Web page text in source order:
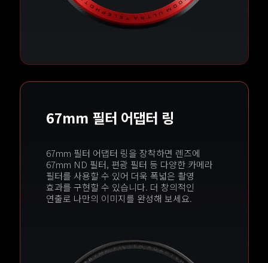
67mm 필터 어댑터 링
67mm 필터 어댑터 링을 장착하면 렌즈에
67mm ND 필터, 편광 필터 등 다양한 카메라
필터를 사용할 수 있어 더욱 폭넓은 촬영
효과를 구현할 수 있습니다. 더 창의적인
연출로 나만의 이미지를 완성해 보세요.